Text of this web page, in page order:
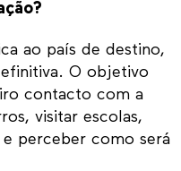
ao país de destino,
O objetivo
contacto com a
visitar escolas,
perceber como será